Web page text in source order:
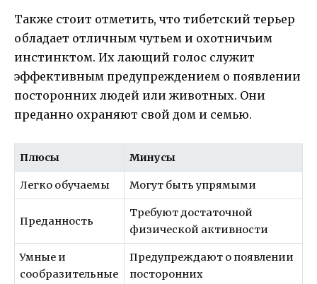
Также стоит отметить, что тибетский терьер
обладает отличным чутьем и охотничьим
инстинктом. Их лающий голос служит
эффективным предупреждением о появлении
посторонних людей или животных. Они
преданно охраняют свой дом и семью.
Плюсы Минусы
Легко обучаемы Могут быть упрямыми
Преданность
Требуют достаточной
физической активности
Умные и
сообразительные
Предупреждают о появлении
посторонних